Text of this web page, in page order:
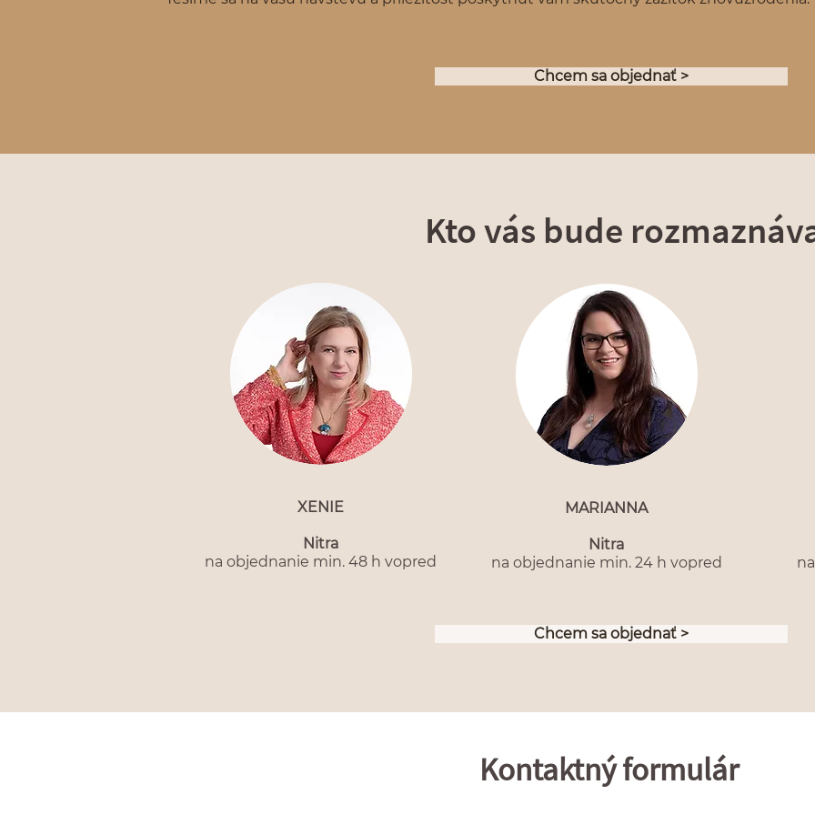
Chcem sa objednať >
Kto vás bude
XENIE
Nitra
na objednanie min. 48 h vopred
MARIANNA
Nitra
na objednanie min. 24 h vopred
Chcem sa objednať >
Kontaktný formulár